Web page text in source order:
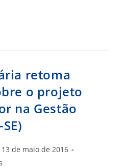
retoma
o projeto
na Gestão
13 de maio de 2016